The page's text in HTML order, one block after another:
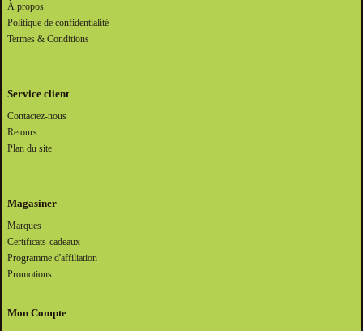
À propos
Politique de confidentialité
Termes & Conditions
Service client
Contactez-nous
Retours
Plan du site
Magasiner
Marques
Certificats-cadeaux
Programme d'affiliation
Promotions
Mon Compte